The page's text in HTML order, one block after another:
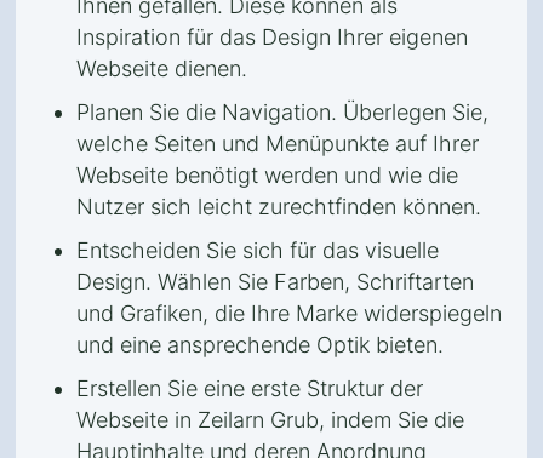
Ihnen gefallen. Diese können als
Inspiration für das Design Ihrer eigenen
Webseite dienen.
Planen Sie die Navigation. Überlegen Sie,
welche Seiten und Menüpunkte auf Ihrer
Webseite benötigt werden und wie die
Nutzer sich leicht zurechtfinden können.
Entscheiden Sie sich für das visuelle
Design. Wählen Sie Farben, Schriftarten
und Grafiken, die Ihre Marke widerspiegeln
und eine ansprechende Optik bieten.
Erstellen Sie eine erste Struktur der
Webseite in Zeilarn Grub, indem Sie die
Hauptinhalte und deren Anordnung